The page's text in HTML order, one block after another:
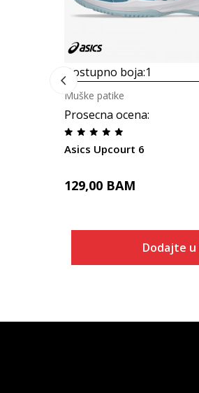
Dostupno boja:1
Prosecna ocena:
Asics Upcourt 6
Muške patike
129,00 BAM
Dodajte